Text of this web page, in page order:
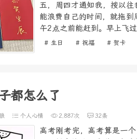
五，周四才通知我，按以
能浪费自己的时间，就拖
午2点之前能赶到。早上飞
# 生日 # 祝福 # 贺卡
都怎么了
个人心情 2,887次 32条
高考刚考完，高考算是一